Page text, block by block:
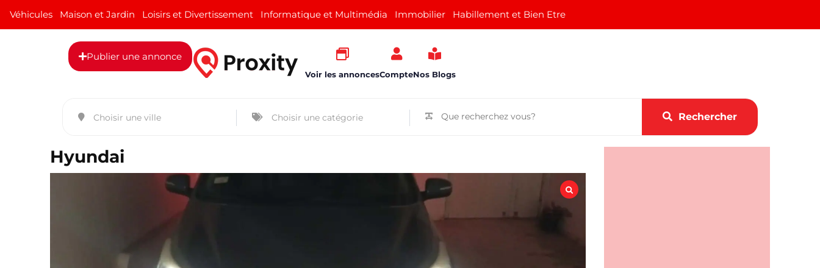
Véhicules Maison et Jardin Loisirs et Divertissement Informatique et Multimédia Immobilier Habillement et Bien Etre
Publier une annonce
Voir les annoncesCompteNos Blogs
Rechercher
Hyundai